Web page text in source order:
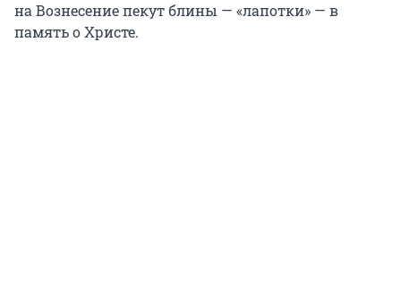
на Вознесение пекут блины — «лапотки» — в
память о Христе.